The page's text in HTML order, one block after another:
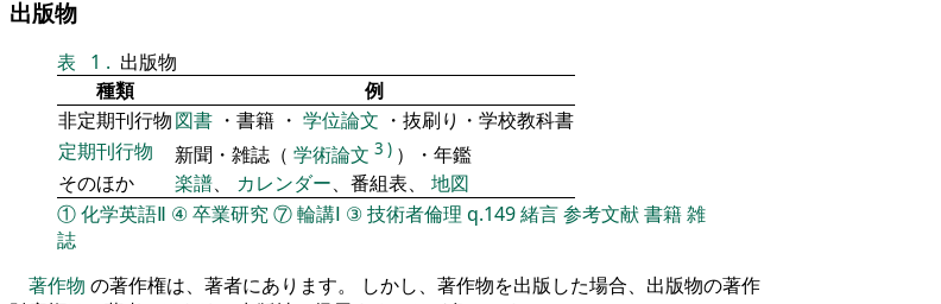
出版物
表 1 . 出版物
種類
例
非定期刊行物図書 ・書籍 ・ 学位論文 ・抜刷り・学校教科書
定期刊行物
新聞・雑誌（ 学術論文 3 ) ）・年鑑
そのほか
楽譜、 カレンダー、番組表、 地図
①化学英語Ⅱ ④卒業研究⑦輪講Ⅰ ③技術者倫理 q.149緒言参考文献書籍雑
誌
著作物 の著作権は、著者にあります。 しかし、著作物を出版した場合、出版物の著作